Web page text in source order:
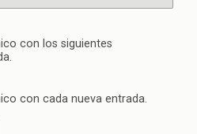
con los siguientes
con cada nueva entrada.